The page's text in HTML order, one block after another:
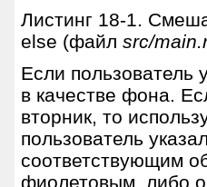
Листинг 18-1.
else (файл src/
Если пользователь
в качестве фона.
вторник, то
пользователь
соответствующим
фиолетовым, либо